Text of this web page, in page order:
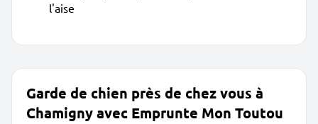
l'aise
Garde de chien près de chez vous à
Chamigny avec Emprunte Mon Toutou